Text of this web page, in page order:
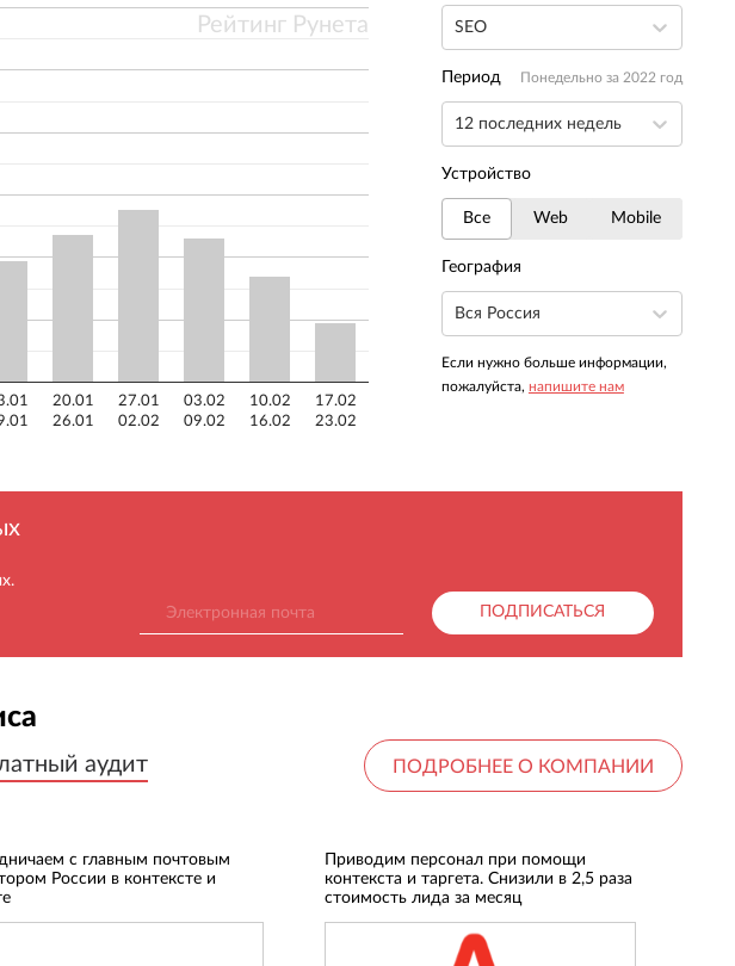
20.01
26.01
27.01
02.02
03.02
09.02
10.02
16.02
17.02
23.02
Рейтинг Рунета SEO
Период Понедельно за 2022 год
12 последних недель
Устройство
Все Web Mobile
География
Вся Россия
Если нужно больше информации,
пожалуйста, напишите нам
ПОДПИСАТЬСЯ
аудит
аудит ПОДРОБНЕЕ О КОМПАНИИ
с главным почтовым
России в контексте и
Приводим персонал при помощи
контекста и таргета. Снизили в 2,5 раза
стоимость лида за месяц